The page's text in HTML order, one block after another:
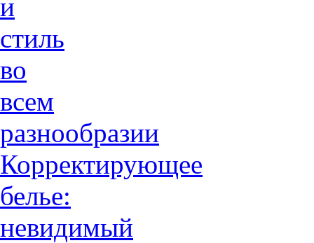
и
стиль
во
всем
разнообразии
Корректирующее
белье:
невидимый